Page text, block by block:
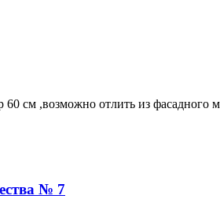
60 см ,возможно отлить из фасадного
№ 7